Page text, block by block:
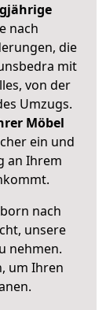
nach
die
mit
von der
Umzugs.
Möbel
ein und
an Ihrem
nach
unsere
nehmen.
um Ihren